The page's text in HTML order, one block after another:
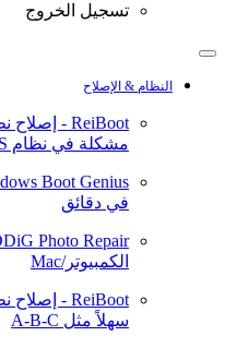
تسجيل الخروج
النظام & الإصلاح
ReiBoot - إصلاح نظام iOS
مشكلة في نظام iOS/iPadOS
Boot Genius
في دقائق
Photo Repair
الكمبيوتر/Mac
ReiBoot - إصلاح نظام Android
سهلاً مثل A-B-C